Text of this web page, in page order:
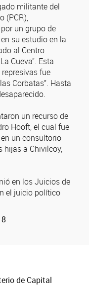
militante del
(PCR),
un grupo de
su estudio en la
al Centro
Cueva”. Esta
fue
Corbatas”. Hasta
un recurso de
Hooft, el cual fue
un consultorio
hijas a Chivilcoy,
en los Juicios de
el juicio político